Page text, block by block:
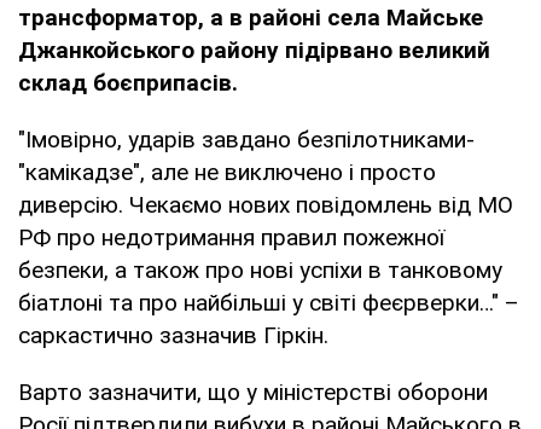
трансформатор, а в районі села Майське
Джанкойського району підірвано великий
склад боєприпасів.
"Імовірно, ударів завдано безпілотниками-
"камікадзе", але не виключено і просто
диверсію. Чекаємо нових повідомлень від МО
РФ про недотримання правил пожежної
безпеки, а також про нові успіхи в танковому
біатлоні та про найбільші у світі феєрверки…" –
саркастично зазначив Гіркін.
Варто зазначити, що у міністерстві оборони